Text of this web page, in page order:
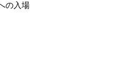
の入場